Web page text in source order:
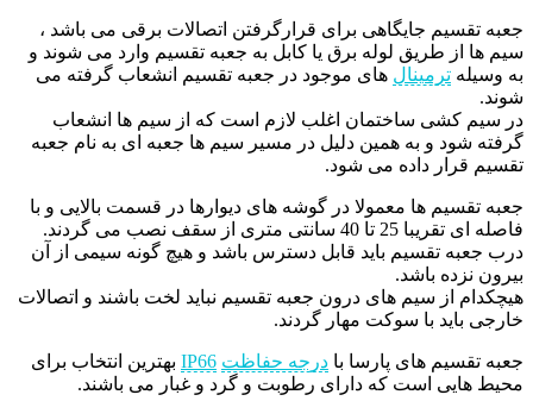
جعبه تقسیم جایگاهی برای قرارگرفتن اتصالات برقی می باشد ،
سیم ها از طریق لوله برق یا کابل به جعبه تقسیم وارد می شوند و
به وسیله ترمینال های موجود در جعبه تقسیم انشعاب گرفته می
شوند.
در سیم کشی ساختمان اغلب لازم است که از سیم ها انشعاب
گرفته شود و به همین دلیل در مسیر سیم ها جعبه ای به نام جعبه
تقسیم قرار داده می شود.
جعبه تقسیم ها معمولا در گوشه های دیوارها در قسمت بالایی و با
فاصله ای تقریبا 25 تا 40 سانتی متری از سقف نصب می گردند.
درب جعبه تقسیم باید قابل دسترس باشد و هیچ گونه سیمی از آن
بیرون نزده باشد.
هیچکدام از سیم های درون جعبه تقسیم نباید لخت باشند و اتصالات
خارجی باید با سوکت مهار گردند.
جعبه تقسیم های پارسا با درجه حفاظت IP66 بهترین انتخاب برای
محیط هایی است که دارای رطوبت و گرد و غبار می باشند.